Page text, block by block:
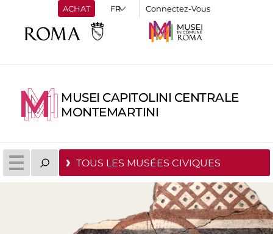
ACHAT Connectez-Vous
MUSEI CAPITOLINI CENTRALE
MONTEMARTINI
TOUS LES MUSÉES CIVIQUES